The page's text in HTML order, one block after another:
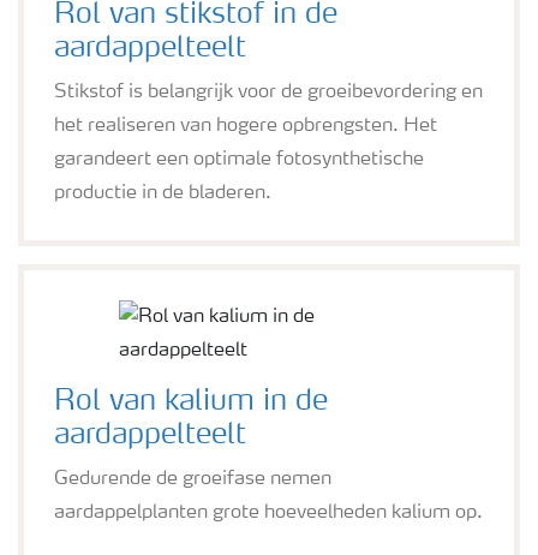
Rol van stikstof in de
aardappelteelt
Stikstof is belangrijk voor de groeibevordering en
het realiseren van hogere opbrengsten. Het
garandeert een optimale fotosynthetische
productie in de bladeren.
Rol van kalium in de
aardappelteelt
Gedurende de groeifase nemen
aardappelplanten grote hoeveelheden kalium op.